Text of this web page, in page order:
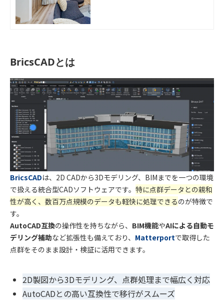
BricsCADとは
BricsCADは、2D CADから3Dモデリング、BIMまでを一つの環境
で扱える統合型CADソフトウェアです。 特に点群データとの親和
性が高く、数百万点規模のデータも軽快に処理できるのが特徴で
す。
AutoCAD互換の操作性を持ちながら、 BIM機能やAIによる自動モ
デリング補助など拡張性も備えており、 Matterportで取得した
点群をそのまま設計・検証に活用できます。
2D製図から3Dモデリング、点群処理まで幅広く対応
AutoCADとの高い互換性で移行がスムーズ